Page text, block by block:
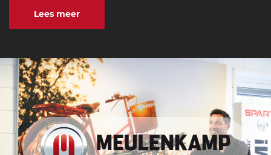
Lees meer